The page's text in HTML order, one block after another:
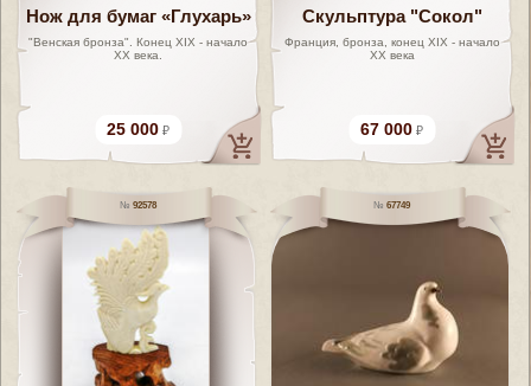
Нож для бумаг «Глухарь»
"Венская бронза". Конец XIX - начало
ХХ века.
25 000
Скульптура "Сокол"
Франция, бронза, конец XIX - начало
XX века
67 000
92578 67749